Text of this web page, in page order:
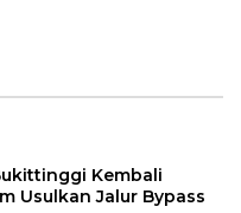
Kembali
Usulkan Jalur Bypass